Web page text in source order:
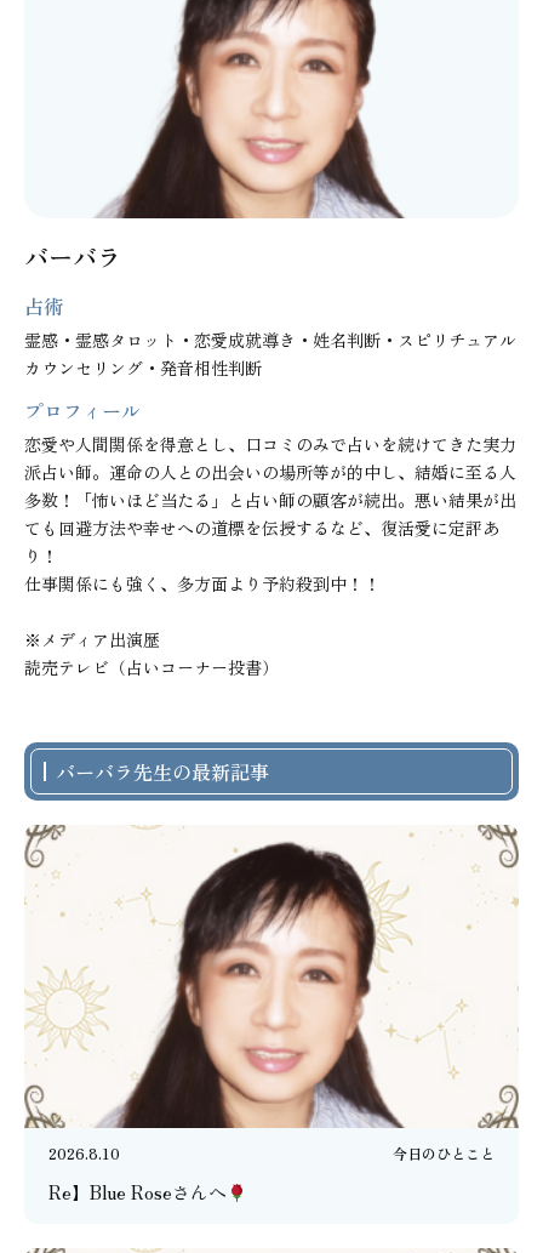
バーバラ
占術
霊感・霊感タロット・恋愛成就導き・姓名判断・スピリチュアル
カウンセリング・発音相性判断
プロフィール
恋愛や人間関係を得意とし、口コミのみで占いを続けてきた実力
派占い師。運命の人との出会いの場所等が的中し、結婚に至る人
多数！「怖いほど当たる」と占い師の顧客が続出。悪い結果が出
ても回避方法や幸せへの道標を伝授するなど、復活愛に定評あ
り！
仕事関係にも強く、多方面より予約殺到中！！
※メディア出演歴
読売テレビ（占いコーナー投書）
バーバラ先生の最新記事
2026.8.10 今日のひとこと
Re】Blue Roseさんへ